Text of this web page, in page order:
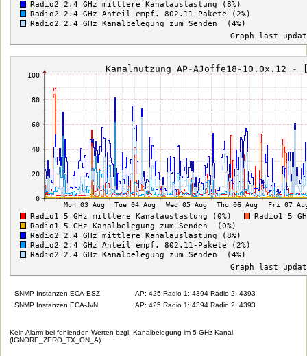
SNMP Instanzen ECA-ESZ
AP: 425 Radio 1: 4394 Radio 2: 4393
SNMP Instanzen ECA-JvN
AP: 425 Radio 1: 4394 Radio 2: 4393
Kein Alarm bei fehlenden Werten bzgl. Kanalbelegung im 5 GHz Kanal
(IGNORE_ZERO_TX_ON_A)